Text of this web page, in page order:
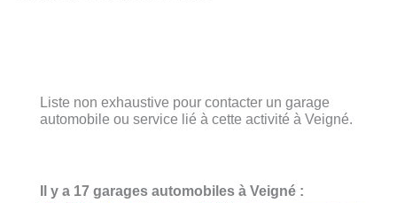
Liste non exhaustive pour contacter un garage
automobile ou service lié à cette activité à Veigné.
Il y a 17 garages automobiles à Veigné :